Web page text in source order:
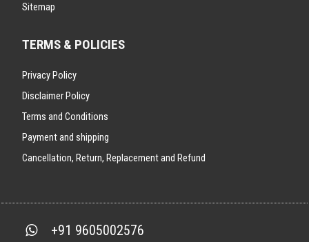
Sitemap
TERMS & POLICIES
Privacy Policy
Disclaimer Policy
Terms and Conditions
Payment and shipping
Cancellation, Return, Replacement and Refund
+91 9605002576